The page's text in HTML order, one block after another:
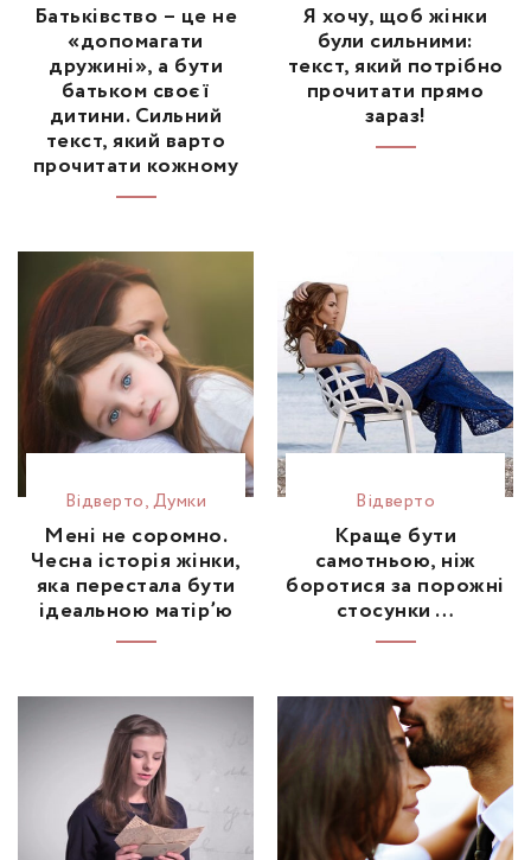
Батьківство – це не
«допомагати
дружині», а бути
батьком своєї
дитини. Сильний
текст, який варто
прочитати кожному
Я хочу, щоб жінки
були сильними:
текст, який потрібно
прочитати прямо
зараз!
Відвертo,Думки
Мені не соромно.
Чесна історія жінки,
яка перестала бути
ідеальною матір’ю
Відвертo
Краще бути
самотньою, ніж
боротися за порожні
стосунки …